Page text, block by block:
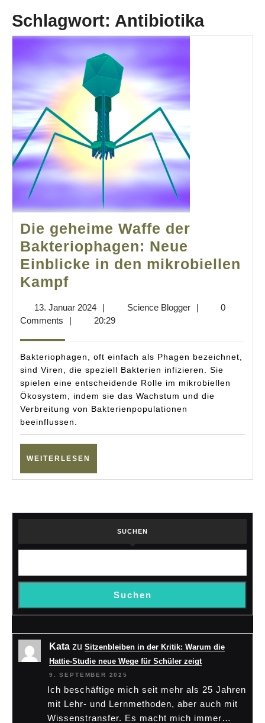
Schlagwort: Antibiotika
Die geheime Waffe der
Bakteriophagen: Neue
Einblicke in den mikrobiellen
KampfDie
Waffe
Bakteriophagen:
Neue
Einblicke
in
den
mikrobiellen
Kampf
13. Januar 202413.
Januar
| Science BloggerScience
|
0
Comments
| 20:29
Bakteriophagen, oft einfach als Phagen bezeichnet,
sind Viren, die speziell Bakterien infizieren. Sie
spielen eine entscheidende Rolle im mikrobiellen
Ökosystem, indem sie das Wachstum und die
Verbreitung von Bakterienpopulationen
beeinflussen.
WEITERLESEN
SUCHEN
Suchen
Kata zu Sitzenbleiben in der Kritik: Warum die
Hattie-Studie neue Wege für Schüler zeigt
9. SEPTEMBER 2025
Ich beschäftige mich seit mehr als 25 Jahren
mit Lehr- und Lernmethoden, aber auch mit
Wissenstransfer. Es macht mich immer…